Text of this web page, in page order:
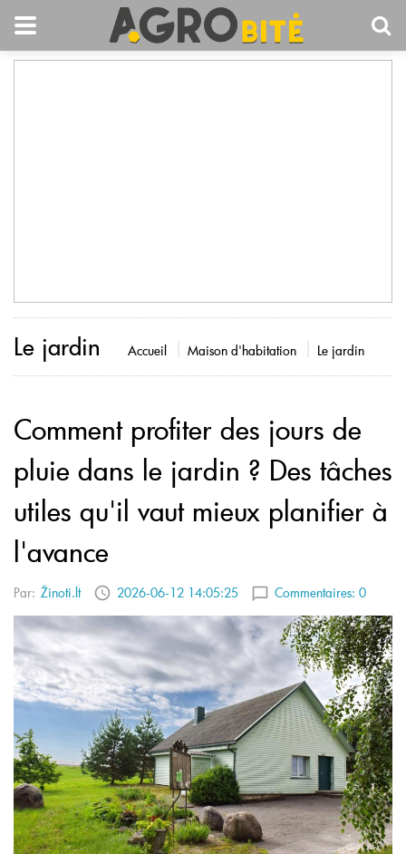
Le jardin Accueil Maison d'habitation Le jardin
Comment profiter des jours de
pluie dans le jardin ? Des tâches
utiles qu'il vaut mieux planifier à
l'avance
Par: Žinoti.lt 2026-06-12 14:05:25 Commentaires: 0